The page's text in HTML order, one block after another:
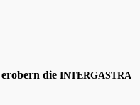
erobern die INTERGASTRA